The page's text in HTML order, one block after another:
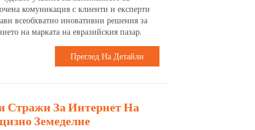
комуникация с клиенти и експерти
всеобхватно иновативни решения за
на марката на евразийския пазар.
Преглед На Детайли
За Интернет На
Земеделие